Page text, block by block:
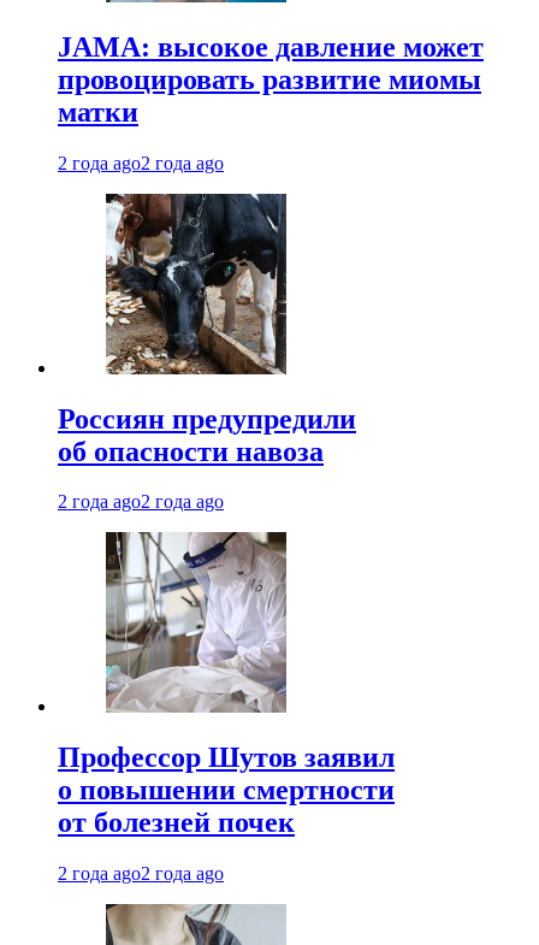
JAMA: высокое давление может
провоцировать развитие миомы
матки
2 года ago2 года ago
Россиян предупредили
об опасности навоза
2 года ago2 года ago
Профессор Шутов заявил
о повышении смертности
от болезней почек
2 года ago2 года ago